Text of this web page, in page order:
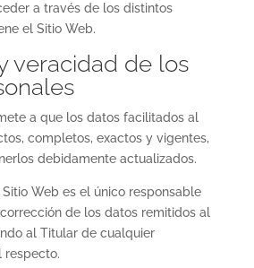
a través de los distintos
el Sitio Web.
veracidad de los
a que los datos facilitados al
completos, exactos y vigentes,
debidamente actualizados.
Web es el único responsable
de los datos remitidos al
al Titular de cualquier
respecto.